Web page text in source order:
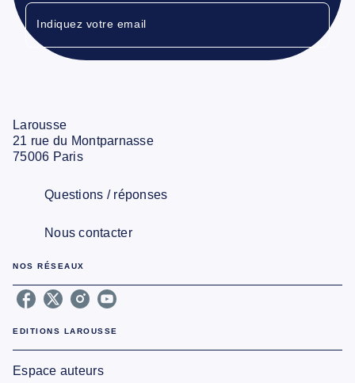
Indiquez votre email
Larousse
21 rue du Montparnasse
75006 Paris
Questions / réponses
Nous contacter
NOS RÉSEAUX
EDITIONS LAROUSSE
Espace auteurs